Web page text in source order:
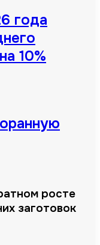
года
10%
росте
заготовок